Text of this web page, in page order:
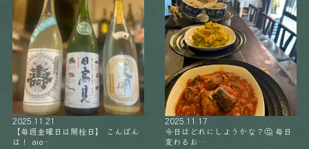
2025.11.21
【毎週金曜日は開栓日】 こんばん
は！ aio…
2025.11.17
今日はどれにしようかな？🤔 毎日
変わるお…